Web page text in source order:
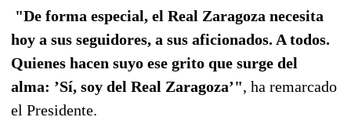
"De forma especial, el Real Zaragoza necesita
hoy a sus seguidores, a sus aficionados. A todos.
Quienes hacen suyo ese grito que surge del
alma: ’Sí, soy del Real Zaragoza’", ha remarcado
el Presidente.